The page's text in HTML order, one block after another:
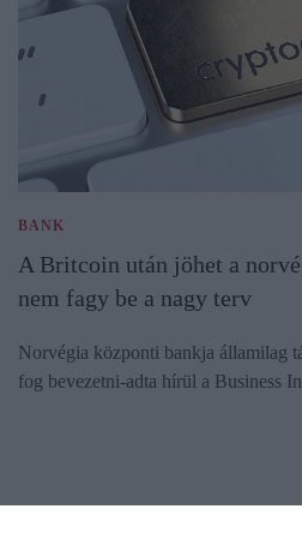
BANK
A Britcoin után jöhet a
nem fagy be a nagy terv
Norvégia központi bankja államilag
fog bevezetni-adta hírül a Business